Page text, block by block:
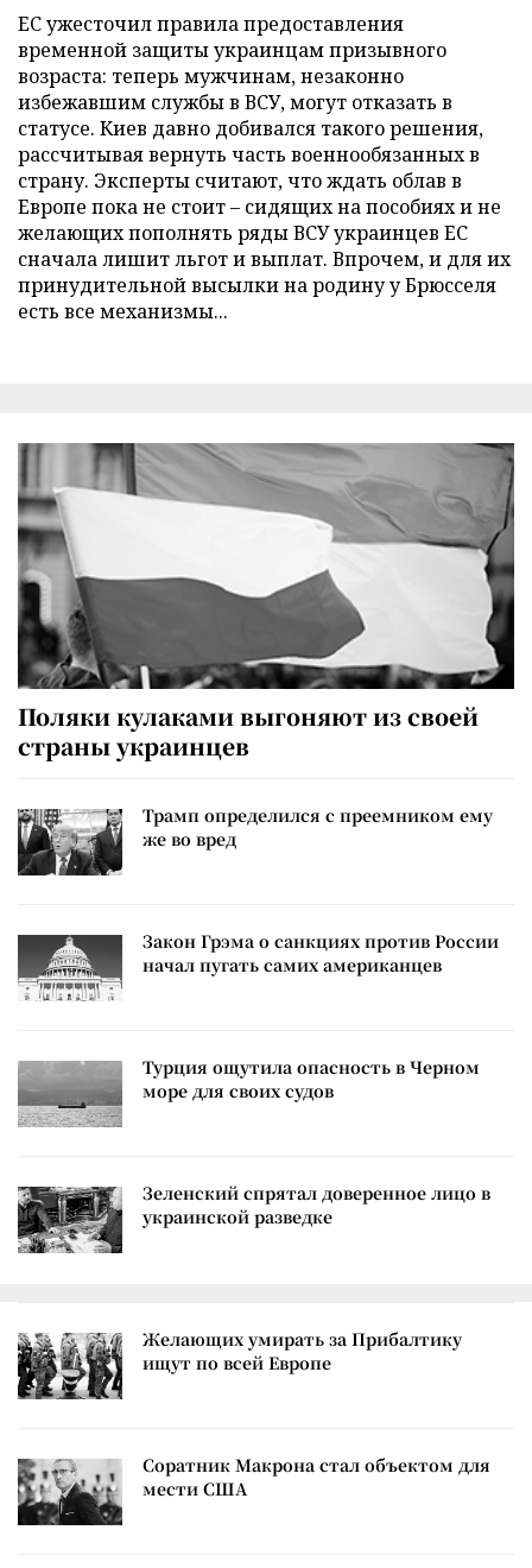
ЕС ужесточил правила предоставления
временной защиты украинцам призывного
возраста: теперь мужчинам, незаконно
избежавшим службы в ВСУ, могут отказать в
статусе. Киев давно добивался такого решения,
рассчитывая вернуть часть военнообязанных в
страну. Эксперты считают, что ждать облав в
Европе пока не стоит – сидящих на пособиях и не
желающих пополнять ряды ВСУ украинцев ЕС
сначала лишит льгот и выплат. Впрочем, и для их
принудительной высылки на родину у Брюсселя
есть все механизмы...
Поляки кулаками выгоняют из своей
страны украинцев
Трамп определился с преемником ему
же во вред
Закон Грэма о санкциях против России
начал пугать самих американцев
Турция ощутила опасность в Черном
море для своих судов
Зеленский спрятал доверенное лицо в
украинской разведке
Желающих умирать за Прибалтику
ищут по всей Европе
Соратник Макрона стал объектом для
мести США